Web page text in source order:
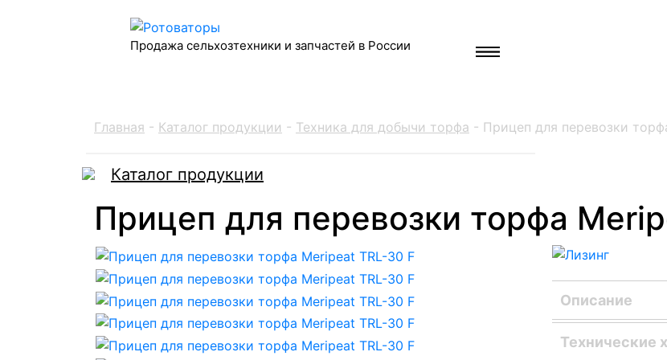
Продажа сельхозтехники и запчастей в России
Главная - Каталог продукции - Техника для добычи торфа - Прицеп для перевозки
Каталог продукции
Прицеп для перевозки торфа
Описание
вопроса их
Технические